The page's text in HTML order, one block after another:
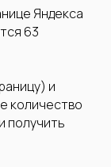
Яндекса
63
и
количество
получить